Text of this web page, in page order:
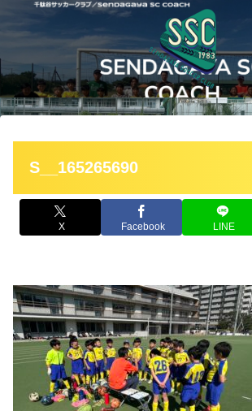
S__165265690
X Facebook LINE